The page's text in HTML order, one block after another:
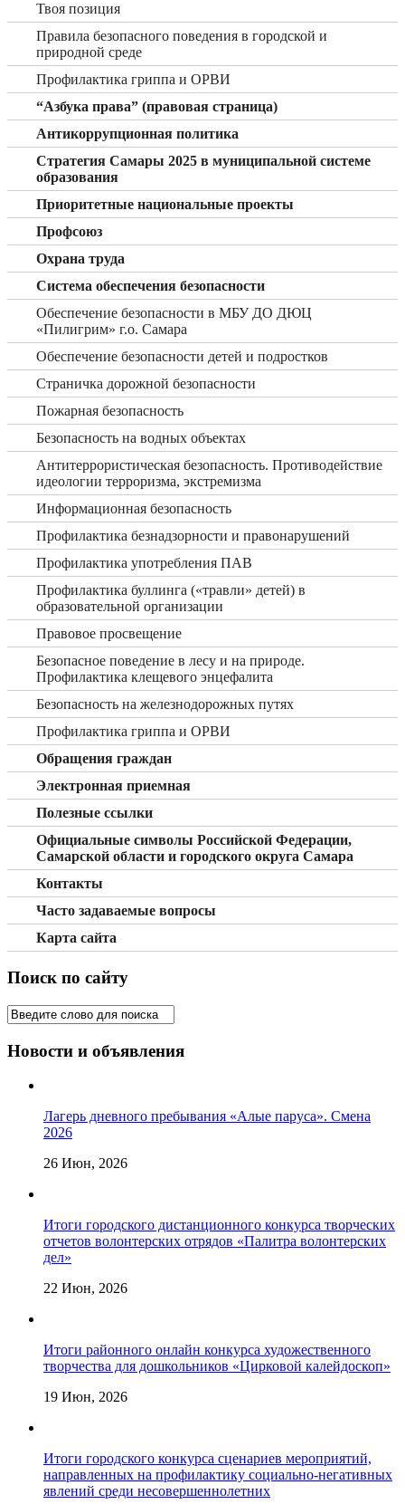
Твоя позиция
Правила безопасного поведения в городской и
природной среде
Профилактика гриппа и ОРВИ
“Азбука права” (правовая страница)
Антикоррупционная политика
Стратегия Самары 2025 в муниципальной системе
образования
Приоритетные национальные проекты
Профсоюз
Охрана труда
Система обеспечения безопасности
Обеспечение безопасности в МБУ ДО ДЮЦ
«Пилигрим» г.о. Самара
Обеспечение безопасности детей и подростков
Страничка дорожной безопасности
Пожарная безопасность
Безопасность на водных объектах
Антитеррористическая безопасность. Противодействие
идеологии терроризма, экстремизма
Информационная безопасность
Профилактика безнадзорности и правонарушений
Профилактика употребления ПАВ
Профилактика буллинга («травли» детей) в
образовательной организации
Правовое просвещение
Безопасное поведение в лесу и на природе.
Профилактика клещевого энцефалита
Безопасность на железнодорожных путях
Профилактика гриппа и ОРВИ
Обращения граждан
Электронная приемная
Полезные ссылки
Официальные символы Российской Федерации,
Самарской области и городского округа Самара
Контакты
Часто задаваемые вопросы
Карта сайта
Поиск по сайту
Новости и объявления
Лагерь дневного пребывания «Алые паруса». Смена
2026
26 Июн, 2026
Итоги городского дистанционного конкурса творческих
отчетов волонтерских отрядов «Палитра волонтерских
дел»
22 Июн, 2026
Итоги районного онлайн конкурса художественного
творчества для дошкольников «Цирковой калейдоскоп»
19 Июн, 2026
Итоги городского конкурса сценариев мероприятий,
направленных на профилактику социально-негативных
явлений среди несовершеннолетних